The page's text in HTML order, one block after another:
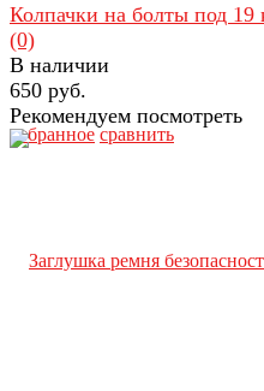
избранное сравнить
Колпачки на болты под 19
(0)
В наличии
650 руб.
Рекомендуем посмотреть